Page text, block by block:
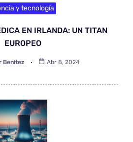
y tecnología
EN IRLANDA: UN TITAN
EUROPEO
Benítez Abr 8, 2024